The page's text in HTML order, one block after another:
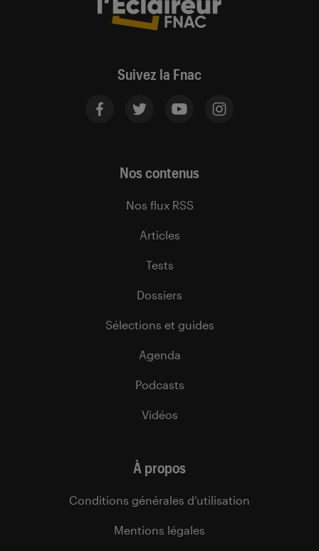
Suivez la Fnac
Nos contenus
Nos flux RSS
Articles
Tests
Dossiers
Sélections et guides
Agenda
Podcasts
Vidéos
À propos
Conditions générales d’utilisation
Mentions légales